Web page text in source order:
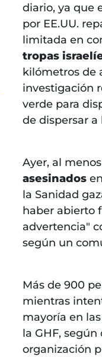
diario, ya que
por EE.UU.
limitada en
tropas
kilómetros de
investigación
verde para
de dispersar a
Ayer, al
asesinados
la Sanidad
haber abierto
advertencia"
según un
Más de 900
mientras
mayoría en
la GHF,
organización